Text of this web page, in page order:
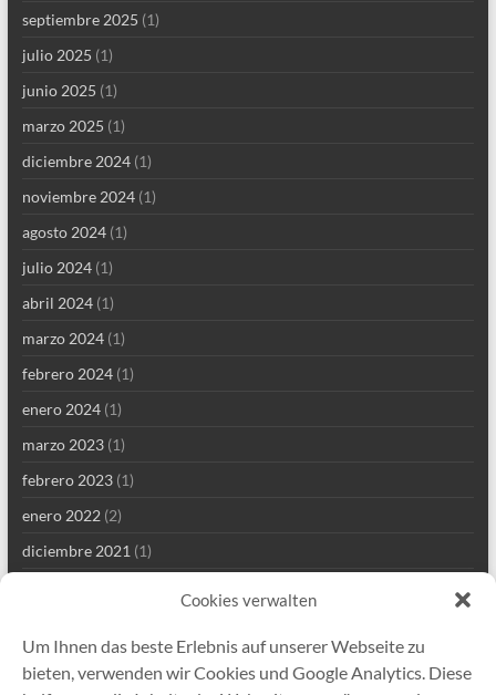
Cookies verwalten
Um Ihnen das beste Erlebnis auf unserer Webseite zu
bieten, verwenden wir Cookies und Google Analytics. Diese
septiembre 2025 (1)
julio 2025 (1)
junio 2025 (1)
marzo 2025 (1)
diciembre 2024(1)
noviembre 2024(1)
agosto 2024(1)
julio 2024(1)
abril 2024(1)
marzo 2024(1)
febrero 2024(1)
enero 2024(1)
marzo 2023(1)
febrero 2023(1)
enero 2022(2)
diciembre 2021 (1)
julio 2021(1)